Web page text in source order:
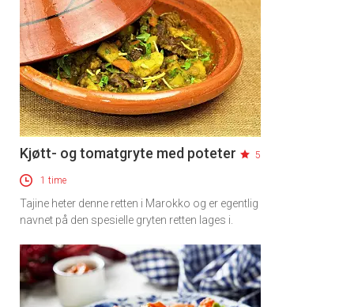
Kjøtt- og tomatgryte med poteter 5
1 time
Tajine heter denne retten i Marokko og er egentlig
navnet på den spesielle gryten retten lages i.